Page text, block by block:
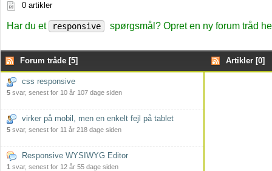
0 artikler
Har du et responsive spørgsmål? Opret en ny forum tråd
Forum tråde [5] Artikler [0]
css responsive
5 svar, senest for 10 år 107 dage siden
virker på mobil, men en enkelt fejl på tablet
5 svar, senest for 11 år 218 dage siden
Responsive WYSIWYG Editor
1 svar, senest for 12 år 55 dage siden